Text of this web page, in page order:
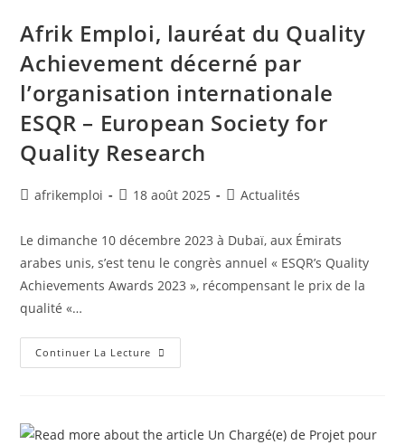
Afrik Emploi, lauréat du Quality
Achievement décerné par
l’organisation internationale
ESQR – European Society for
Quality Research
afrikemploi 18 août 2025 Actualités
Le dimanche 10 décembre 2023 à Dubaï, aux Émirats
arabes unis, s’est tenu le congrès annuel « ESQR’s Quality
Achievements Awards 2023 », récompensant le prix de la
qualité «…
Continuer La Lecture